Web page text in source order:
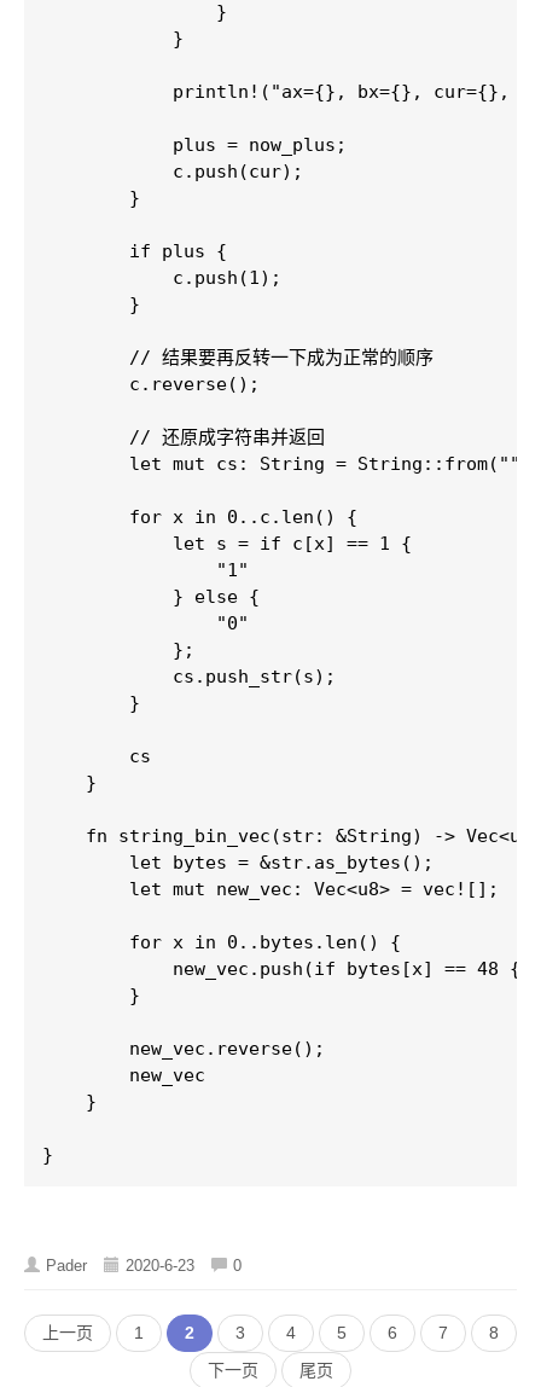
                }
            }
println!("ax={}, bx={}, cur={},
            plus = now_plus;
            c.push(cur);
        }
        if plus {
            c.push(1);
        }
        // 结果要再反转一下成为正常的顺序
        c.reverse();
        // 还原成字符串并返回
        let mut cs: String = String::from("");
        for x in 0..c.len() {
            let s = if c[x] == 1 {
                "1"
            } else {
                "0"
            };
            cs.push_str(s);
        }
        cs
    }
fn string_bin_vec(str: &String) ->
        let bytes = &str.as_bytes();
        let mut new_vec: Vec<u8> = vec![];
        for x in 0..bytes.len() {
new_vec.push(if bytes[x] == 48 {
        }
        new_vec.reverse();
        new_vec
    }
}
Pader 2020-6-23 0
上一页 1 2 3 4 5 6 7
8
下一页
尾页